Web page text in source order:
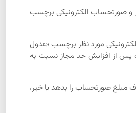
و صورتحساب الکترونیکی برچسب
مورد نظر برچسب «عدول
پس از افزایش حد مجاز نسبت به
مبلغ صورتحساب را بدهد یا خیر،